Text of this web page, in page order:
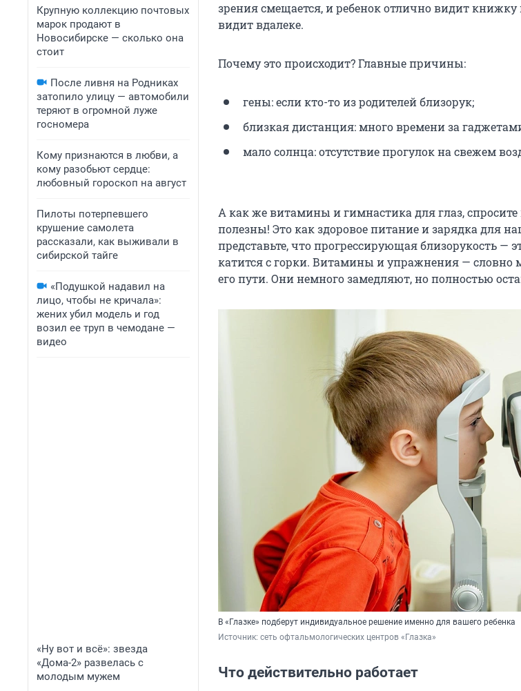
Крупную коллекцию почтовых
марок продают в
Новосибирске — сколько она
стоит
После ливня на Родниках
затопило улицу — автомобили
теряют в огромной луже
госномера
Кому признаются в любви, а
кому разобьют сердце:
любовный гороскоп на август
Пилоты потерпевшего
крушение самолета
рассказали, как выживали в
сибирской тайге
«Подушкой надавил на
лицо, чтобы не кричала»:
жених убил модель и год
возил ее труп в чемодане —
видео
«Ну вот и всё»: звезда
«Дома-2» развелась с
молодым мужем
зрения смещается, и ребенок отлично видит книжку
видит вдалеке.
Почему это происходит? Главные причины:
гены: если кто-то из родителей близорук;
близкая дистанция: много времени за
мало солнца: отсутствие прогулок на свежем
А как же витамины и гимнастика для глаз,
полезны! Это как здоровое питание и зарядка для
представьте, что прогрессирующая близорукость —
катится с горки. Витамины и упражнения — словно
его пути. Они немного замедляют, но полностью
В «Глазке» подберут индивидуальное решение именно для вашего ребенка
Источник: сеть офтальмологических центров «Глазка»
Что действительно работает